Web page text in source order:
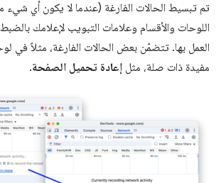
تم تبسيط الحالات الفارغة (عندما لا يكون أي شيء
اللوحات والأقسام وعلامات التبويب لإعلامك
العمل بها. تتضمّن بعض الحالات الفارغة، مثلاً في
مفيدة ذات صلة، مثل إعادة تحميل الصفحة.